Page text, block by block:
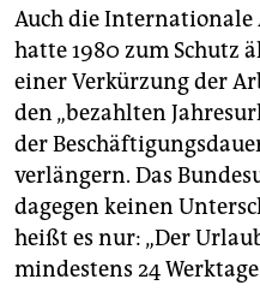
Auch die
hatte 1980 zum Schutz
einer Verkürzung der
den „bezahlten
der
verlängern. Das
dagegen keinen
heißt es nur: „Der
mindestens 24